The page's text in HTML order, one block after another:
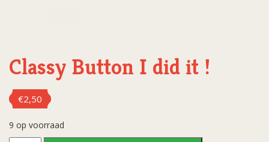
Classy Button I did it !
€2,50
9 op voorraad